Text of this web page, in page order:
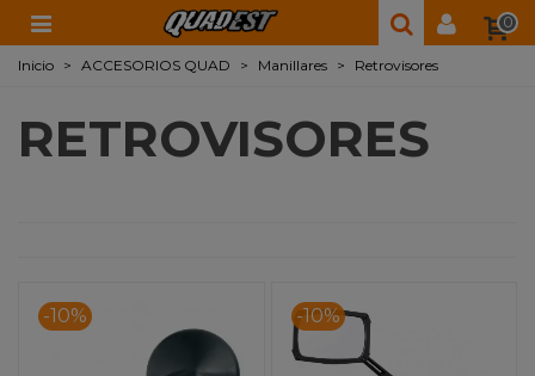
0
Inicio > ACCESORIOS QUAD > Manillares > Retrovisores
RETROVISORES
-10% -10%